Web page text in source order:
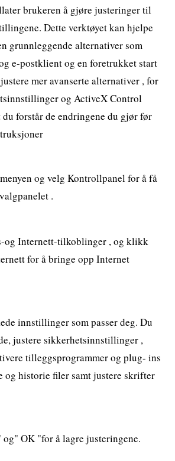
brukeren å gjøre justeringer til
Dette verktøyet kan hjelpe
grunnleggende alternativer som
e-postklient og en foretrukket start
mer avanserte alternativer , for
og ActiveX Control
forstår de endringene du gjør før
og velg Kontrollpanel for å få
.
og Internett-tilkoblinger , og klikk
for å bringe opp Internet
innstillinger som passer deg. Du
justere sikkerhetsinnstillinger ,
tilleggsprogrammer og plug- ins
og historie filer samt justere skrifter
OK "for å lagre justeringene.